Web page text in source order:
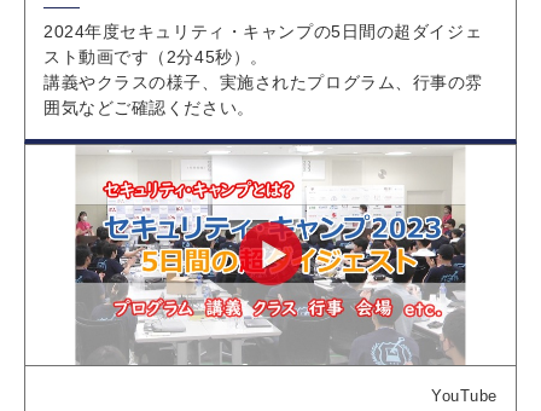
2024年度セキュリティ・キャンプの5日間の超ダイジェ
スト動画です（2分45秒）。
講義やクラスの様子、実施されたプログラム、行事の雰
囲気などご確認ください。
YouTube